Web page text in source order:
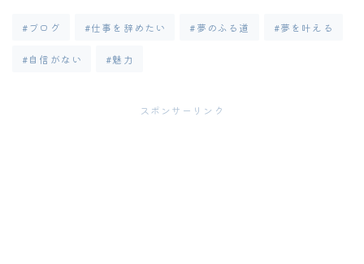
#ブログ #仕事を辞めたい #夢のふる道 #夢を叶える
#自信がない #魅力
スポンサーリンク